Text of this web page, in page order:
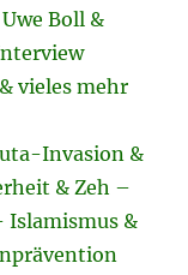
Boll &
vieles mehr
Invasion &
& Zeh –
Islamismus &